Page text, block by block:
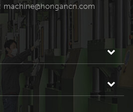
machine@hongancn.com